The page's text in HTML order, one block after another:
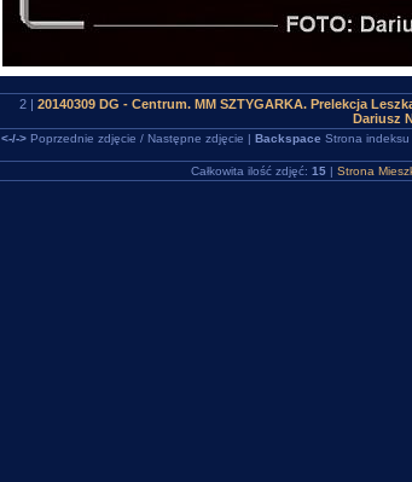
2 | 20140309 DG - Centrum. MM SZTYGARKA. Prelekcja
Dariusz
<-/->Poprzednie zdjęcie / Następne zdjęcie | Backspace Strona indeksu
Całkowita ilość zdjęć: 15 | Strona